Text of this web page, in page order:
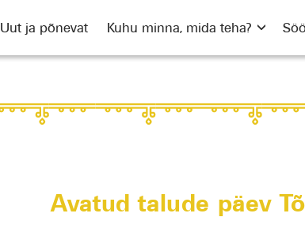
Uut ja põnevat Kuhu minna, mida teha?
Avatud talude päev